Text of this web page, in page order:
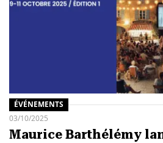
ÉVÉNEMENTS
03/10/2025
Maurice Barthélémy